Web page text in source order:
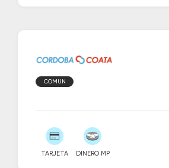
COMUN
TARJETA DINERO MP